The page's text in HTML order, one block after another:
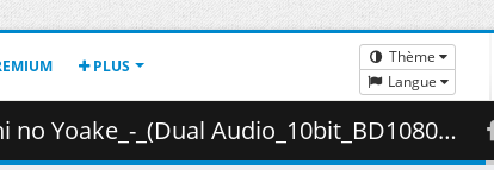
PLUS
Thème
Langue
( 464.24 MB )